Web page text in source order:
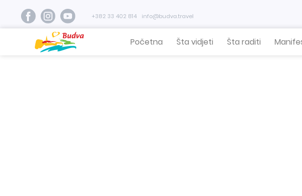
+382 33 402 814 info@budva.travel
Početna Šta vidjeti Šta raditi